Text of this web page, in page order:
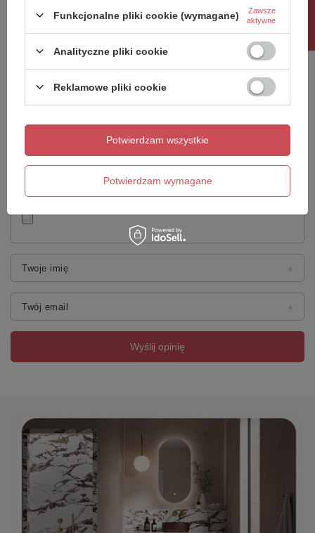
Twoja ocena:
5/5
Treść twojej opinii
Dodaj własne zdjęcie produktu:
Twoje imię
Twój email
Wyślij opinię
Funkcjonalne pliki cookie (wymagane)
Zawsze
aktywne
Analityczne pliki cookie
Reklamowe pliki cookie
Potwierdzam wymagane
Potwierdzam wszystkie